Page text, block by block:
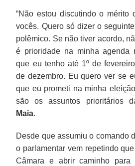
“Não estou discutindo o mérito
vocês. Quero só dizer o
polêmico. Se não tiver acordo,
é prioridade na minha agenda
que eu tenho até 1º de
de dezembro. Eu quero ver se
que eu prometi na minha
são os assuntos prioritários
Maia.
Desde que assumiu o comando
o parlamentar vem repetindo
Câmara e abrir caminho para